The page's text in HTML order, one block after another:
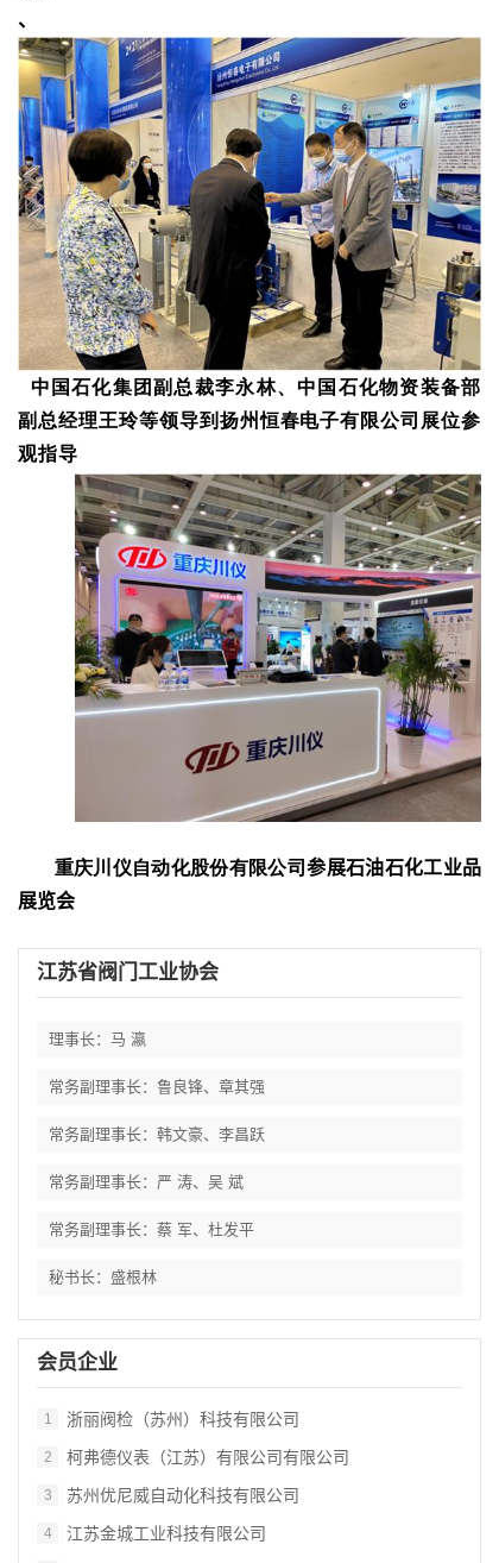
、
中国石化集团副总裁李永林、中国石化物资装备部
副总经理王玲等领导到扬州恒春电子有限公司展位参
观指导
重庆川仪自动化股份有限公司参展石油石化工业品
展览会
江苏省阀门工业协会
理事长：马 瀛
常务副理事长：鲁良锋、章其强
常务副理事长：韩文豪、李昌跃
常务副理事长：严 涛、吴 斌
常务副理事长：蔡 军、杜发平
秘书长：盛根林
会员企业
1 浙丽阀检（苏州）科技有限公司
2 柯弗德仪表（江苏）有限公司有限公司
3 苏州优尼威自动化科技有限公司
4 江苏金城工业科技有限公司